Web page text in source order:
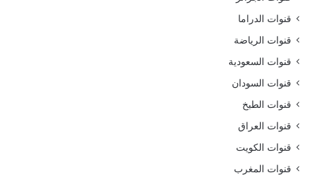
قنوات الدراما
قنوات الرياضة
قنوات السعودية
قنوات السودان
قنوات الطبخ
قنوات العراق
قنوات الكويت
قنوات المغرب